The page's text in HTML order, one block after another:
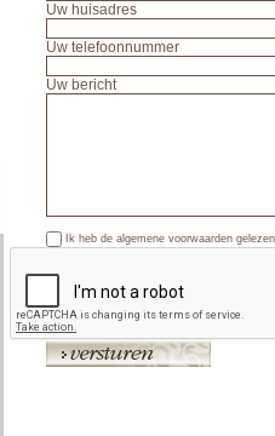
Uw huisadres
Uw telefoonnummer
Uw bericht
Ik heb de algemene voorwaarden